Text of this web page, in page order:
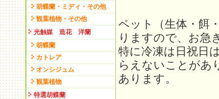
胡蝶蘭・ミディ・その他
観葉植物・その他
光触媒 造花 洋蘭
胡蝶蘭
カトレア
オンシジュム
観葉植物
特選胡蝶蘭
ペット（生体・餌
りますので、お急
特に冷凍は日祝日
らえないことがあ
あります。